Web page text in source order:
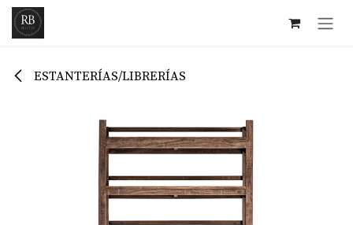
Ir al contenido
ESTANTERÍAS/LIBRERÍAS